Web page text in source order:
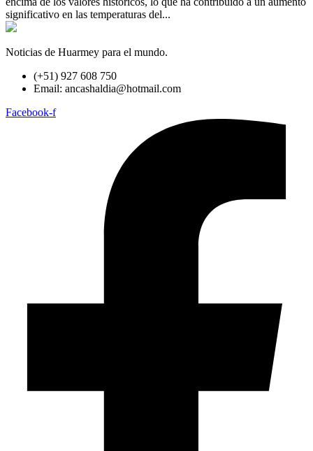
significativo en las temperaturas del...
Noticias de Huarmey para el mundo.
(+51) 927 608 750
Email: ancashaldia@hotmail.com
Facebook-f